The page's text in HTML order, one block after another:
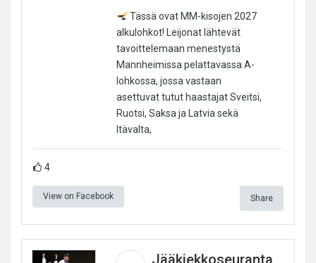
Tässä ovat MM-kisojen 2027
alkulohkot! Leijonat lähtevät
tavoittelemaan menestystä
Mannheimissa pelattavassa A-
lohkossa, jossa vastaan
asettuvat tutut haastajat Sveitsi,
Ruotsi, Saksa ja Latvia sekä
Itävalta,
4
View on Facebook Share
Jääkiekkoseuranta